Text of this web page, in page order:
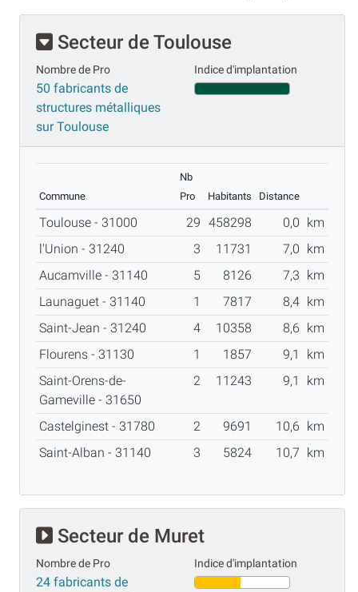
Secteur de Toulouse
Nombre de Pro
50 fabricants de
structures métalliques
sur Toulouse
Indice d'implantation
Commune
Nb
Pro
Habitants Distance
Toulouse - 31000 29 458298 0,0 km
l'Union - 31240
3 11731 7,0 km
Aucamville - 31140
5 8126 7,3 km
Launaguet - 31140
1 7817 8,4 km
Saint-Jean - 31240
4 10358 8,6 km
Flourens - 31130
1 1857 9,1
km
Saint-Orens-de-
Gameville - 31650
2 11243 9,1 km
Castelginest - 31780 2 9691 10,6 km
Saint-Alban - 31140
3 5824 10,7 km
Secteur de Muret
Nombre de Pro
24 fabricants de
Indice d'implantation